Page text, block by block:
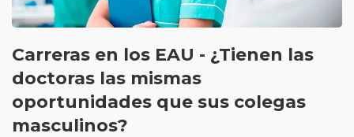
Carreras en los EAU - ¿Tienen las
doctoras las mismas
oportunidades que sus colegas
masculinos?